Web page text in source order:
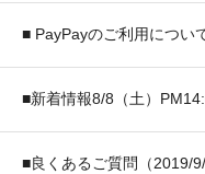
■ PayPayのご利用につい
■新着情報8/8（土）
■良くあるご質問（2019/9/